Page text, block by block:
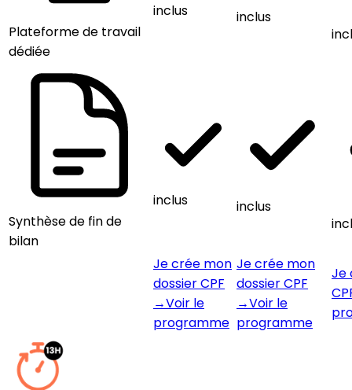
Plateforme de travail
dédiée
inclus
inclus
Synthèse de fin de
bilan
inclus
inclus
Je crée mon
dossier CPF
→Voir le
programme
Je crée mon
dossier CPF
→Voir le
programme
Je